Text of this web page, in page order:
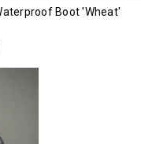
Boot 'Wheat'